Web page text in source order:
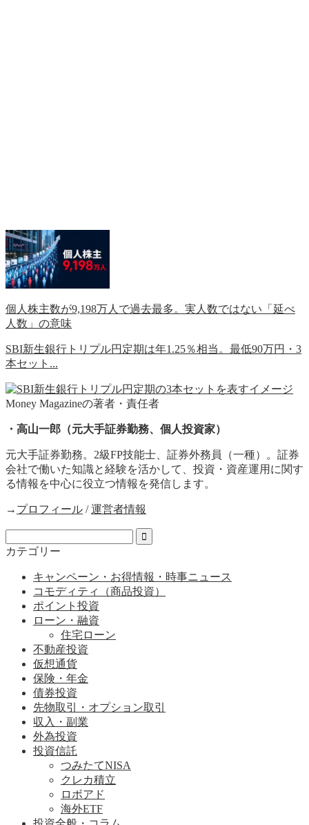
個人株主数が9,198万人で過去最多。実人数ではない「延べ
人数」の意味
SBI新生銀行トリプル円定期は年1.25％相当。最低90万円・3
本セット...
Money Magazineの著者・責任者
・高山一郎（元大手証券勤務、個人投資家）
元大手証券勤務。2級FP技能士、証券外務員（一種）。証券
会社で働いた知識と経験を活かして、投資・資産運用に関す
る情報を中心に役立つ情報を発信します。
→ プロフィール /運営者情報
カテゴリー
キャンペーン・お得情報・時事ニュース
コモディティ（商品投資）
ポイント投資
ローン・融資
住宅ローン
不動産投資
仮想通貨
保険・年金
債券投資
先物取引・オプション取引
収入・副業
外為投資
投資信託
つみたてNISA
クレカ積立
ロボアド
海外ETF